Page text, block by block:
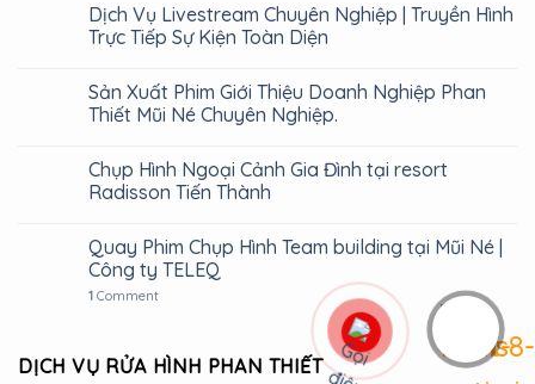
Dịch Vụ Livestream Chuyên Nghiệp | Truyền Hình
Trực Tiếp Sự Kiện Toàn Diện
Sản Xuất Phim Giới Thiệu Doanh Nghiệp Phan
Thiết Mũi Né Chuyên Nghiệp.
Chụp Hình Ngoại Cảnh Gia Đình tại resort
Radisson Tiến Thành
Quay Phim Chụp Hình Team building tại Mũi Né |
Công ty TELEQ
1 Comment
DỊCH VỤ RỬA HÌNH PHAN THIẾT